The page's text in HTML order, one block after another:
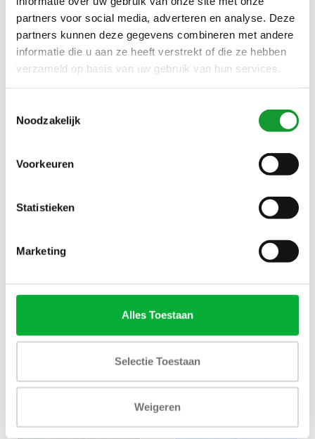
partners voor social media, adverteren en analyse. Deze
partners kunnen deze gegevens combineren met andere
informatie die u aan ze heeft verstrekt of die ze hebben
verzameld op basis van uw gebruik van hun services.
Noodzakelijk
Voorkeuren
Statistieken
Marketing
Alles Toestaan
Selectie Toestaan
Weigeren
GRIJS
€129,00
DARK BROWN MET
DONKERBRUINE KNOPEN
€129,00
NIEUW
OVERHEMD JAPANESE
KNITTED BRUIN BROWN
KNOPEN
NIEUW
maten
OVERHEMD JAPANESE
KNITTED DENIM BLUE MET
NIEUW NIEUW